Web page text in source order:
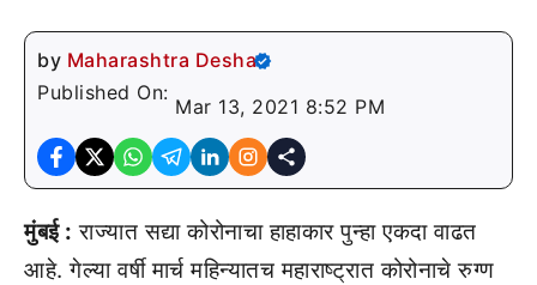
by Maharashtra Desha
Published On:
Mar 13, 2021 8:52 PM
मुंबई : राज्यात सद्या कोरोनाचा हाहाकार पुन्हा एकदा वाढत
आहे. गेल्या वर्षी मार्च महिन्यातच महाराष्ट्रात कोरोनाचे रुग्ण